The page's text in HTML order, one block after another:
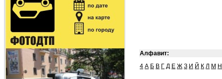
Алфавит:
4 А Б В Г Д Е Ж З И Й К Л М Н